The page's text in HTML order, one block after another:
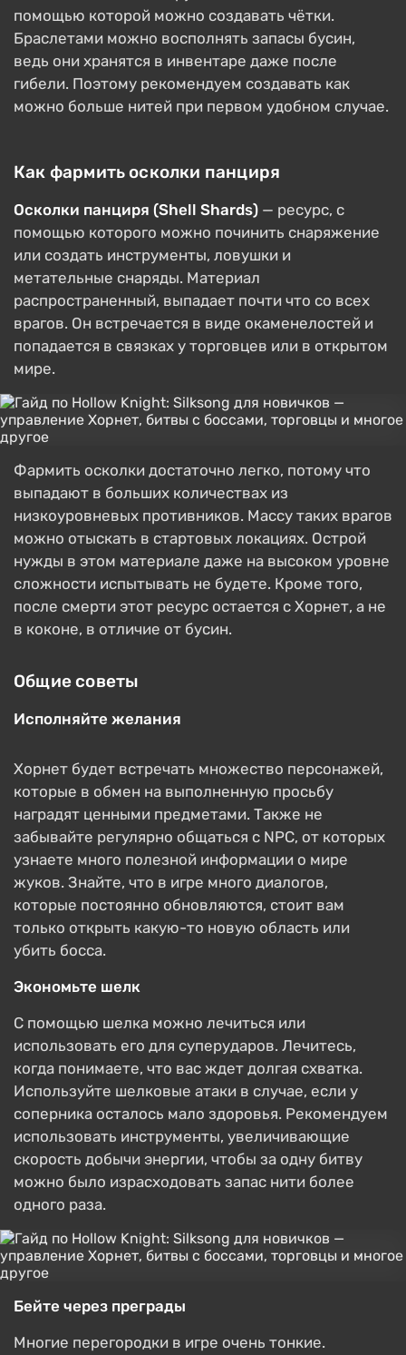
помощью которой можно создавать чётки.
Браслетами можно восполнять запасы бусин,
ведь они хранятся в инвентаре даже после
гибели. Поэтому рекомендуем создавать как
можно больше нитей при первом удобном случае.
Как фармить осколки панциря
Осколки панциря (Shell Shards) — ресурс, с
помощью которого можно починить снаряжение
или создать инструменты, ловушки и
метательные снаряды. Материал
распространенный, выпадает почти что со всех
врагов. Он встречается в виде окаменелостей и
попадается в связках у торговцев или в открытом
мире.
Фармить осколки достаточно легко, потому что
выпадают в больших количествах из
низкоуровневых противников. Массу таких врагов
можно отыскать в стартовых локациях. Острой
нужды в этом материале даже на высоком уровне
сложности испытывать не будете. Кроме того,
после смерти этот ресурс остается с Хорнет, а не
в коконе, в отличие от бусин.
Общие советы
Исполняйте желания
Хорнет будет встречать множество персонажей,
которые в обмен на выполненную просьбу
наградят ценными предметами. Также не
забывайте регулярно общаться с NPC, от которых
узнаете много полезной информации о мире
жуков. Знайте, что в игре много диалогов,
которые постоянно обновляются, стоит вам
только открыть какую-то новую область или
убить босса.
Экономьте шелк
С помощью шелка можно лечиться или
использовать его для суперударов. Лечитесь,
когда понимаете, что вас ждет долгая схватка.
Используйте шелковые атаки в случае, если у
соперника осталось мало здоровья. Рекомендуем
использовать инструменты, увеличивающие
скорость добычи энергии, чтобы за одну битву
можно было израсходовать запас нити более
одного раза.
Бейте через преграды
Многие перегородки в игре очень тонкие.